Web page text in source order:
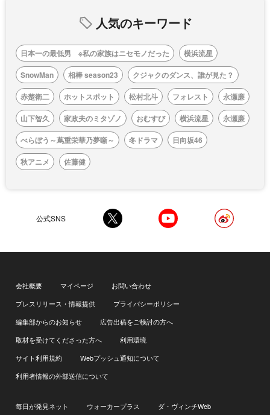
人気のキーワード
日本一の最低男 ※私の家族はニセモノだった
横浜流星
SnowMan
相棒 season23
クジャクのダンス、誰が見た？
赤楚衛二
ホットスポット 松村北斗 フォレスト
永瀬廉
山下智久
家政夫のミタゾノ おむすび 横浜流星
永瀬廉
べらぼう～蔦重栄華乃夢噺～
冬ドラマ
日向坂46
秋アニメ
佐藤健
公式SNS
会社概要 マイページ
お問い合わせ
プレスリリース・情報提供
プライバシーポリシー
編集部からのお知らせ
広告出稿をご検討の方へ
取材を受けてくださった方へ
利用環境
サイト利用規約
Webプッシュ通知について
利用者情報の外部送信について
毎日が発見ネット ウォーカープラス ダ・ヴィンチWeb